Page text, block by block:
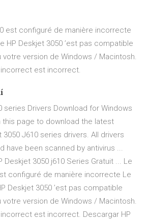
est configuré de manière incorrecte
HP Deskjet 3050 ’est pas compatible
votre version de Windows / Macintosh.
est incorrect.
series Drivers Download for Windows
this page to download the latest
J610 series drivers. All drivers
have been scanned by antivirus ...
Deskjet 3050 j610 Series Gratuit ... Le
configuré de manière incorrecte Le
Deskjet 3050 ’est pas compatible
votre version de Windows / Macintosh.
est incorrect. Descargar HP